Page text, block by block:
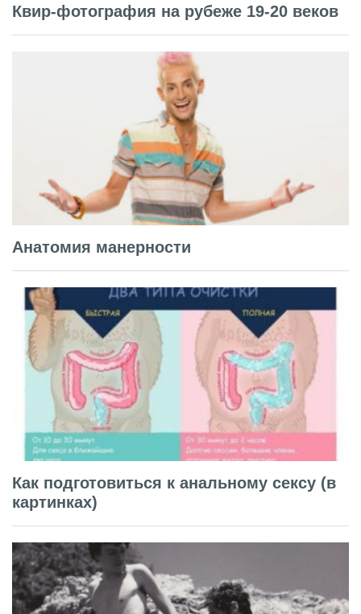
Квир-фотография на рубеже 19-20 веков
Анатомия манерности
Как подготовиться к анальному сексу (в
картинках)